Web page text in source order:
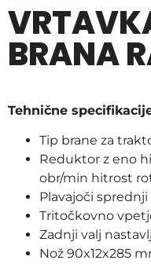
BRANA
Tehnične
Tip brane za
Reduktor z eno
obr/min hitrost
Plavajoči
Tritočkovno
Zadnji valj
Nož 90x12x285